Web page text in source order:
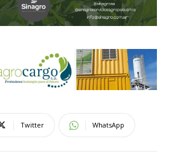
Twitter WhatsApp